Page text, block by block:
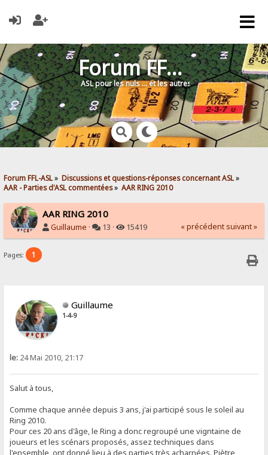
Forum FFL-ASL
ASL pour les nuls … et les autres !
Forum FFL-ASL» Discussions et questions-réponses concernant ASL»
AAR - Parties d'ASL commentées» AAR RING 2010
AAR RING 2010
Guillaume · 13 · 15419 « précédent suivant »
Pages: 1
Guillaume
1-4-9
le: 24 Mai 2010, 21:17
Salut à tous,
Comme chaque année depuis 3 ans, j'ai participé sous le soleil au
Ring 2010.
Pour ces 20 ans d'âge, le Ring a donc regroupé une vigntaine de
joueurs et les scénars proposés, assez techniques dans
l'ensemble, ont donné lieu à des parties très acharnées. Piètre